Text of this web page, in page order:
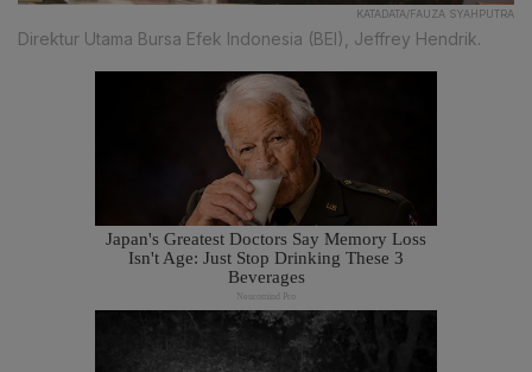
KATADATA/FAUZA SYAHPUTRA
Direktur Utama Bursa Efek Indonesia (BEI), Jeffrey Hendrik.